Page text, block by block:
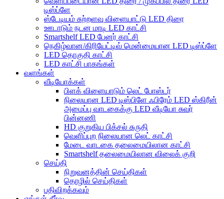
டிஸ்ப்ளே
ஸ்டேடியம் சுற்றளவு விளையாட்டு LED திரை
ஊடாடும் நடன மாடி LED காட்சி
Smartshelf LED பேனர் காட்சி
நெகிழ்வான/கிரியேட்டிவ் மென்மையான LED டிஸ்ப்ளே
LED தொகுதி காட்சி
LED காட்சி பாகங்கள்
வளங்கள்
வீடியோக்கள்
பிளக் விளையாடும் லெட் போஸ்டர்
நிலையான LED டிஸ்பிளே ஃபிரேம் LED ஸ்கிரீன்
அமைப்பு வாடகைக்கு LED வீடியோ சுவர்
பின்னணி
HD குறுகிய பிக்சல் சுருதி
வெளிப்புற நிலையான லெட் காட்சி
மேடை வாடகை தலைமையிலான காட்சி
Smartshelf தலைமையிலான விலைக் குறி
செய்தி
நிறுவனத்தின் செய்திகள்
தொழில் செய்திகள்
பதிவிறக்கவும்